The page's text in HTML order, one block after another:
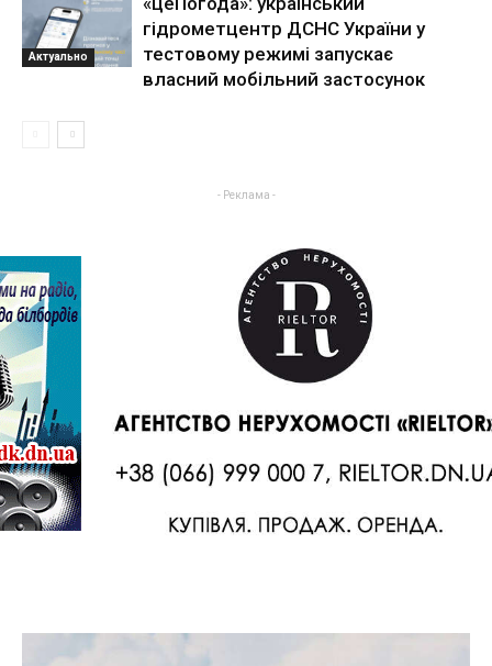
Актуально
гідрометцентр ДСНС України у
тестовому режимі запускає
власний мобільний застосунок
- Реклама -